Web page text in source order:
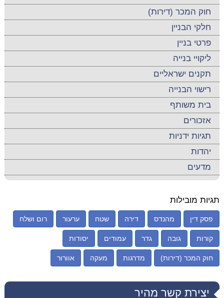
חוק המכר (דירות)
חלקי הבניין
פרטי בניין
ליקויי בנייה
תקנים ישראליים
רישוי הבנייה
בית משותף
אזכורים
תגיות ידניות
יהדות
מדעים
תגיות מובילות
פסק דין מהנדס דירה שטח ערעור רום ושלח
קורות גובה גדר עמודים יסודות
חוק המכר (דירות) מדרגות מעקה אוורור
יצירת קשר מהיר